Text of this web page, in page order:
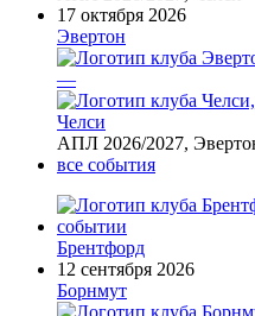
17 октября 2026
Эвертон
—
Челси
АПЛ 2026/2027,
все события
Брентфорд
12 сентября 2026
Борнмут